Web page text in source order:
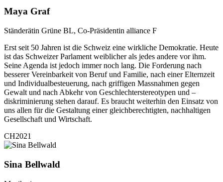
Maya Graf
Ständerätin Grüne BL, Co-Präsidentin alliance F
Erst seit 50 Jahren ist die Schweiz eine wirkliche Demokratie. Heute
ist das Schweizer Parlament weiblicher als jedes andere vor ihm.
Seine Agenda ist jedoch immer noch lang. Die Forderung nach
besserer Vereinbarkeit von Beruf und Familie, nach einer Elternzeit
und Individualbesteuerung, nach griffigen Massnahmen gegen
Gewalt und nach Abkehr von Geschlechterstereotypen und –
diskriminierung stehen darauf. Es braucht weiterhin den Einsatz von
uns allen für die Gestaltung einer gleichberechtigten, nachhaltigen
Gesellschaft und Wirtschaft.
CH2021
Sina Bellwald